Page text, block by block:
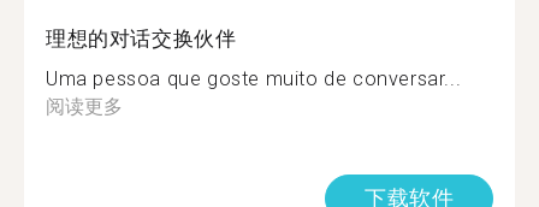
理想的对话交换伙伴
Uma pessoa que goste muito de conversar...
阅读更多
下载软件